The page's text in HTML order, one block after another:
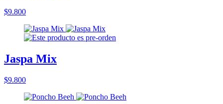
$9.800
Jaspa Mix
$9.800